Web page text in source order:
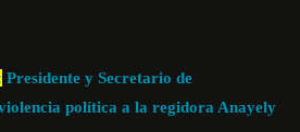
Presidente y Secretario de
política a la regidora Anayely